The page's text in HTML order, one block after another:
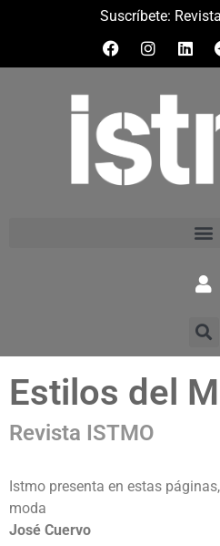
Suscríbete: Revista
Estilos del
Revista ISTMO
Istmo presenta en estas
moda
José Cuervo